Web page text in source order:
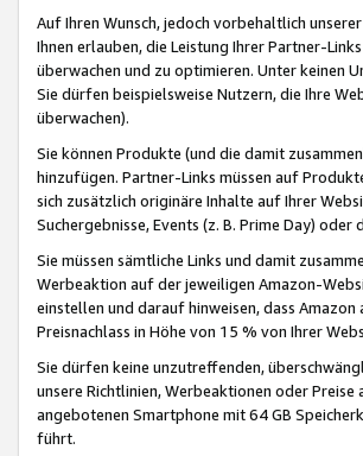
Auf Ihren Wunsch, jedoch vorbehaltlich
Ihnen erlauben, die Leistung Ihrer Partner-
überwachen und zu optimieren. Unter keinen
Sie dürfen beispielsweise Nutzern, die Ihre
überwachen).
Sie können Produkte (und die damit
hinzufügen. Partner-Links müssen auf
sich zusätzlich originäre Inhalte auf Ihrer
Suchergebnisse, Events (z. B. Prime Day)
Sie müssen sämtliche Links und damit
Werbeaktion auf der jeweiligen Amazon-
einstellen und darauf hinweisen, dass
Preisnachlass in Höhe von 15 % von Ihrer
Sie dürfen keine unzutreffenden,
unsere Richtlinien, Werbeaktionen oder
angebotenen Smartphone mit 64 GB
führt.